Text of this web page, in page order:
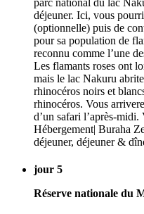
déjeuner. Ici, vous
(optionnelle) puis de
pour sa population de
reconnu comme l’une
Les flamants roses ont
mais le lac Nakuru
rhinocéros noirs et
rhinocéros. Vous
d’un safari l’après-
Hébergement| Buraha
déjeuner, déjeuner &
jour 5
Réserve nationale du